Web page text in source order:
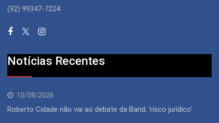
(92) 99347-7224
Notícias Recentes
10/08/2026
Roberto Cidade não vai ao debate da Band; ‘risco jurídico’